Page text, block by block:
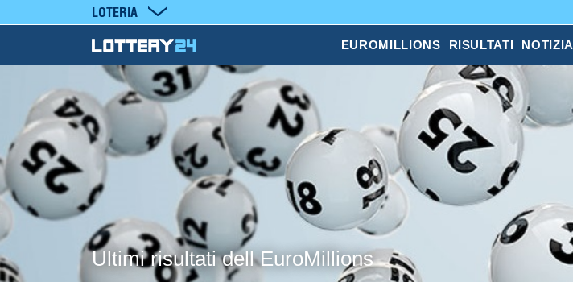
LOTERIA
EUROMILLIONS RISULTATI NOTIZIA
Ultimi risultati dell EuroMillions